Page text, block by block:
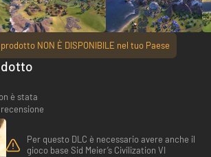
NON È DISPONIBILE nel tuo Paese
è stata
Per questo DLC è necessario avere anche il
gioco base Sid Meier’s Civilization VI